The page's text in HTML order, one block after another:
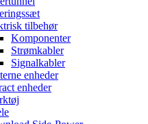
tilbehør
Komponenter
Strømkabler
Signalkabler
enheder
enheder